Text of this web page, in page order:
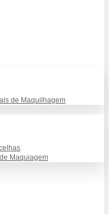
de Maquilhagem
Maquiagem